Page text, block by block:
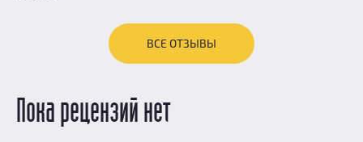
ВСЕ ОТЗЫВЫ
Пока рецензий нет